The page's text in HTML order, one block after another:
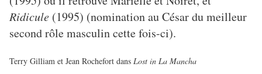
Ridicule (1995) (nomination au César du meilleur
second rôle masculin cette fois-ci).
Terry Gilliam et Jean Rochefort dans Lost in La Mancha